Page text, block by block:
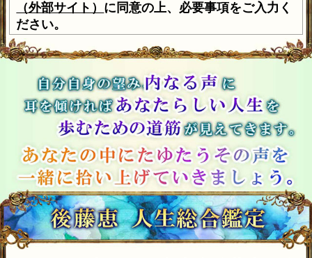
（外部サイト） に同意の上、必要事項をご入力く
ださい。